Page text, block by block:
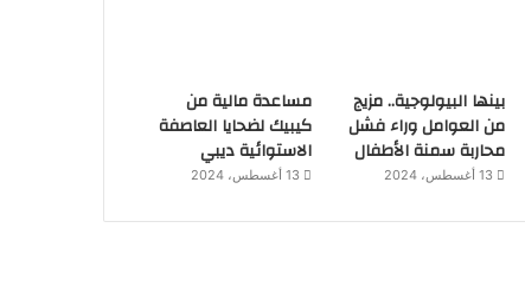
بينها البيولوجية.. مزيج
من العوامل وراء فشل
محاربة سمنة الأطفال
13 أغسطس، 2024
مساعدة مالية من
كيبيك لضحايا العاصفة
الاستوائية ديبي
13 أغسطس، 2024